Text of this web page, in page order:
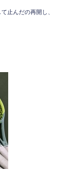
止んだの再開し、